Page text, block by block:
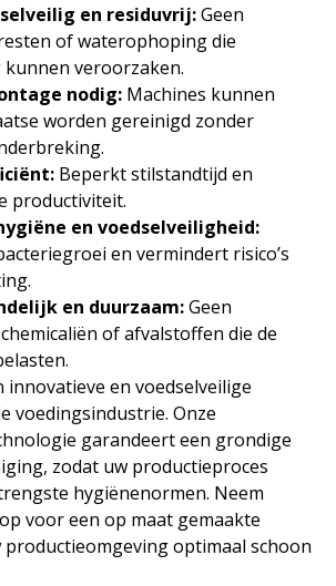
en residuvrij:Geen
of waterophoping die
veroorzaken.
nodig: Machines kunnen
worden gereinigd zonder
Beperkt stilstandtijd en
productiviteit.
en voedselveiligheid:
en vermindert risico’s
en duurzaam:Geen
of afvalstoffen die de
innovatieve en voedselveilige
voedingsindustrie. Onze
garandeert een grondige
zodat uw productieproces
hygiënenormen. Neem
voor een op maat gemaakte
optimaal schoon